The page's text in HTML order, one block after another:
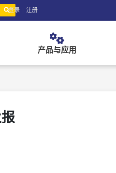
登录 | 注册
产品与应用